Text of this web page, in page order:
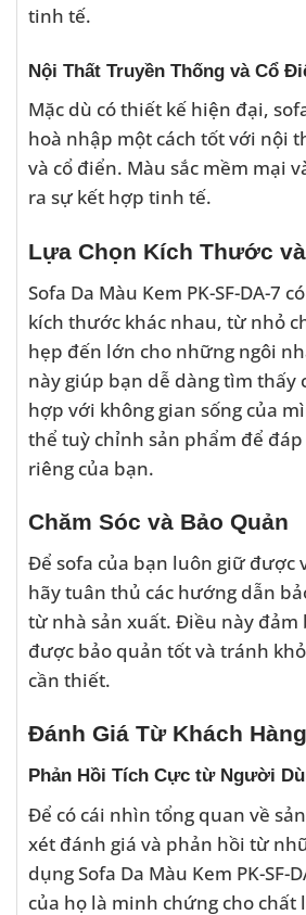
tinh tế.
Nội Thất Truyền Thống và Cổ
Mặc dù có thiết kế hiện đại,
hoà nhập một cách tốt với nội
và cổ điển. Màu sắc mềm mại
ra sự kết hợp tinh tế.
Lựa Chọn Kích Thước
Sofa Da Màu Kem PK-SF-DA-7
kích thước khác nhau, từ nhỏ
hẹp đến lớn cho những ngôi
này giúp bạn dễ dàng tìm thấy
hợp với không gian sống của
thể tuỳ chỉnh sản phẩm để
riêng của bạn.
Chăm Sóc và Bảo Quản
Để sofa của bạn luôn giữ được
hãy tuân thủ các hướng dẫn
từ nhà sản xuất. Điều này đảm
được bảo quản tốt và tránh
cần thiết.
Đánh Giá Từ Khách Hàng
Phản Hồi Tích Cực từ Người
Để có cái nhìn tổng quan về
xét đánh giá và phản hồi từ
dụng Sofa Da Màu Kem PK-SF-
của họ là minh chứng cho chất